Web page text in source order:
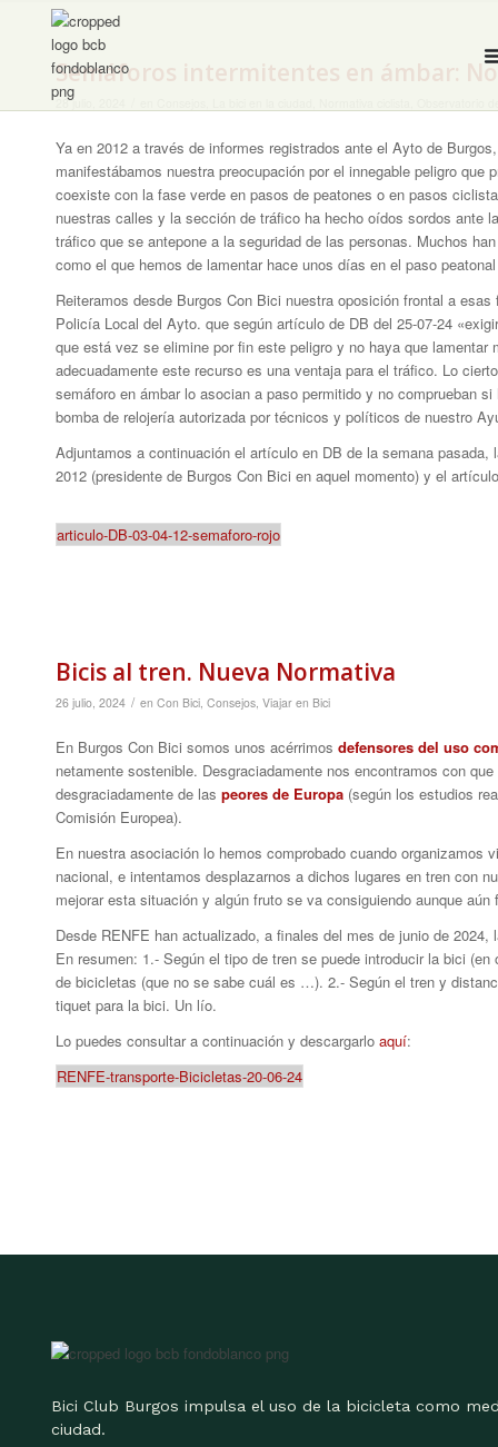
Semáforos intermitentes en ámbar:
28 julio, 2024
Ya en 2012 a través de informes registrados ante el Ayto de
manifestábamos nuestra preocupación por el innegable peligro
coexiste con la fase verde en pasos de peatones o en pasos
nuestras calles y la sección de tráfico ha hecho oídos sordos
tráfico que se antepone a la seguridad de las personas. Muchos
como el que hemos de lamentar hace unos días en el paso
Reiteramos desde Burgos Con Bici nuestra oposición frontal a
Policía Local del Ayto. que según artículo de DB del 25-07-24
que está vez se elimine por fin este peligro y no haya que
adecuadamente este recurso es una ventaja para el tráfico. Lo
semáforo en ámbar lo asocian a paso permitido y no comprueban
bomba de relojería autorizada por técnicos y políticos de nuestro
Adjuntamos a continuación el artículo en DB de la semana
2012 (presidente de Burgos Con Bici en aquel momento) y el
articulo-DB-03-04-12-semaforo-rojo
Bicis al tren. Nueva Normativa
26 julio, 2024 / en Con Bici, Consejos, Viajar en Bici
En Burgos Con Bici somos unos acérrimos defensores del uso
netamente sostenible. Desgraciadamente nos encontramos con
desgraciadamente de las peores de Europa (según los estudios
Comisión Europea).
En nuestra asociación lo hemos comprobado cuando
nacional, e intentamos desplazarnos a dichos lugares en tren con
mejorar esta situación y algún fruto se va consiguiendo aunque
Desde RENFE han actualizado, a finales del mes de junio de
En resumen: 1.- Según el tipo de tren se puede introducir la bici
de bicicletas (que no se sabe cuál es …). 2.- Según el tren y
tiquet para la bici. Un lío.
Lo puedes consultar a continuación y descargarlo aquí:
RENFE-transporte-Bicicletas-20-06-24
Bici Club Burgos impulsa el uso de la bicicleta como
ciudad.